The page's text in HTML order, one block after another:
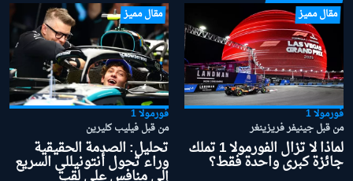
مقال مميز
فورمولا 1
من قبل جينيفر فريزينغر
لماذا لا تزال الفورمولا 1 تملك
جائزة كبرى واحدة فقط؟
مقال مميز
فورمولا 1
من قبل فيليب كليرين
تحليل: الصدمة الحقيقية
وراء تحول أنتونيللي السريع